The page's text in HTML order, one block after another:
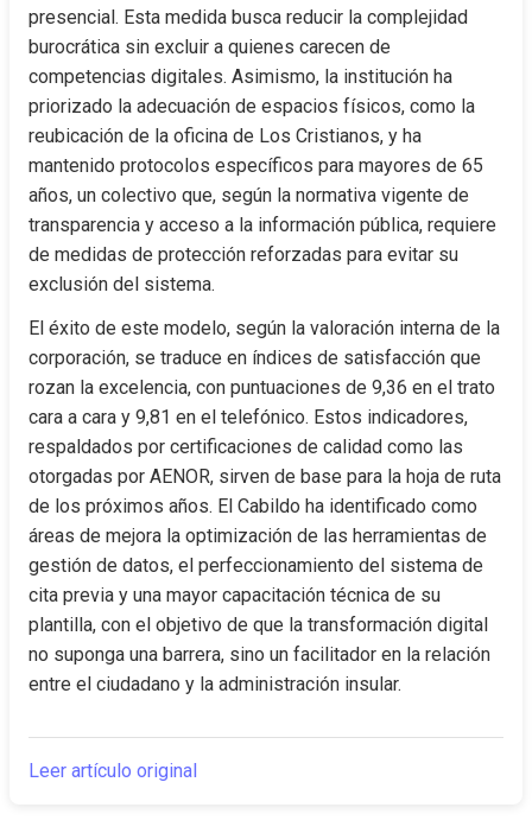
presencial. Esta medida busca reducir la complejidad
burocrática sin excluir a quienes carecen de
competencias digitales. Asimismo, la institución ha
priorizado la adecuación de espacios físicos, como la
reubicación de la oficina de Los Cristianos, y ha
mantenido protocolos específicos para mayores de 65
años, un colectivo que, según la normativa vigente de
transparencia y acceso a la información pública, requiere
de medidas de protección reforzadas para evitar su
exclusión del sistema.
El éxito de este modelo, según la valoración interna de la
corporación, se traduce en índices de satisfacción que
rozan la excelencia, con puntuaciones de 9,36 en el trato
cara a cara y 9,81 en el telefónico. Estos indicadores,
respaldados por certificaciones de calidad como las
otorgadas por AENOR, sirven de base para la hoja de ruta
de los próximos años. El Cabildo ha identificado como
áreas de mejora la optimización de las herramientas de
gestión de datos, el perfeccionamiento del sistema de
cita previa y una mayor capacitación técnica de su
plantilla, con el objetivo de que la transformación digital
no suponga una barrera, sino un facilitador en la relación
entre el ciudadano y la administración insular.
Leer artículo original